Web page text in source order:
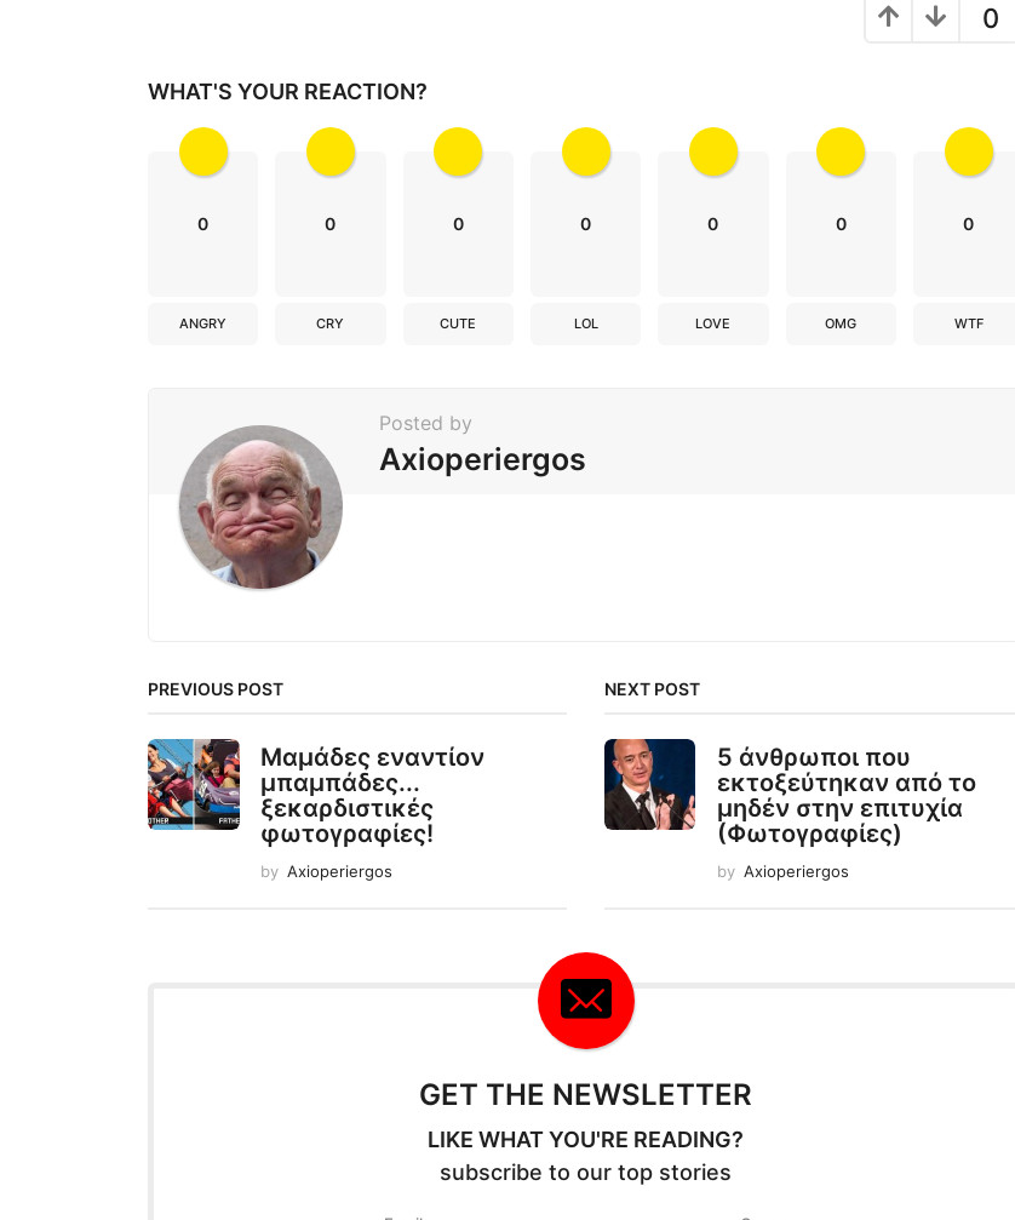
a
t
0
WHAT'S YOUR REACTION?
0
ANGRY
0
CRY
0
CUTE
0
LOL
0
LOVE
0
OMG
0
WTF
Posted by
Axioperiergos
PREVIOUS POST
Μαμάδες εναντίον
μπαμπάδες...
ξεκαρδιστικές
φωτογραφίες!
by Axioperiergos
NEXT POST
5 άνθρωποι που
εκτοξεύτηκαν από το
μηδέν στην επιτυχία
(Φωτογραφίες)
by Axioperiergos
GET THE NEWSLETTER
LIKE WHAT YOU'RE READING?
subscribe to our top stories